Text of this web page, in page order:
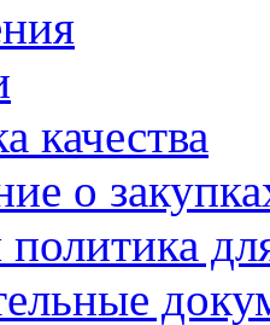
качества
о